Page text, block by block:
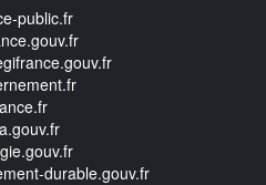
public.fr
durable.gouv.fr